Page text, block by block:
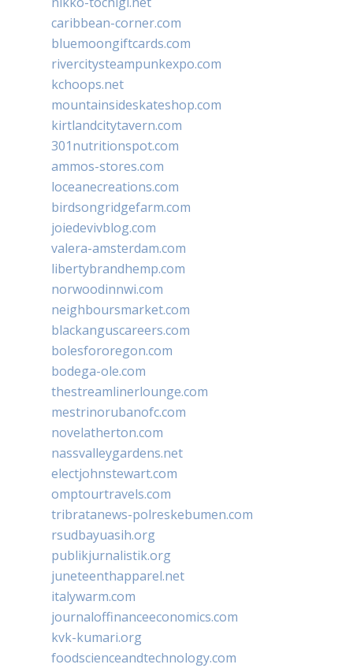
caribbean-corner.com
bluemoongiftcards.com
rivercitysteampunkexpo.com
kchoops.net
mountainsideskateshop.com
kirtlandcitytavern.com
301nutritionspot.com
ammos-stores.com
loceanecreations.com
birdsongridgefarm.com
joiedevivblog.com
valera-amsterdam.com
libertybrandhemp.com
norwoodinnwi.com
neighboursmarket.com
blackanguscareers.com
bolesfororegon.com
bodega-ole.com
thestreamlinerlounge.com
mestrinorubanofc.com
novelatherton.com
nassvalleygardens.net
electjohnstewart.com
omptourtravels.com
tribratanews-polreskebumen.com
rsudbayuasih.org
publikjurnalistik.org
juneteenthapparel.net
italywarm.com
journaloffinanceeconomics.com
kvk-kumari.org
foodscienceandtechnology.com